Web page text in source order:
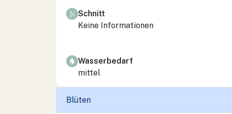
Schnitt
Keine Informationen
Wasserbedarf
mittel
Blüten